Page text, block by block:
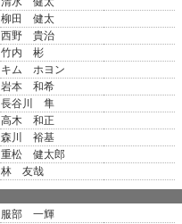
柳田 健太
西野 貴治
竹内 彬
キム ホヨン
岩本 和希
長谷川 隼
高木 和正
森川 裕基
重松 健太郎
林 友哉
服部 一輝